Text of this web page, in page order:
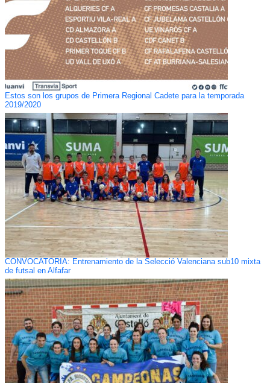
Estos son los grupos de Primera Regional Cadete para la temporada
2019/2020
CONVOCATORIA: Entrenamiento de la Selecció Valenciana sub10 mixta
de futsal en Alfafar